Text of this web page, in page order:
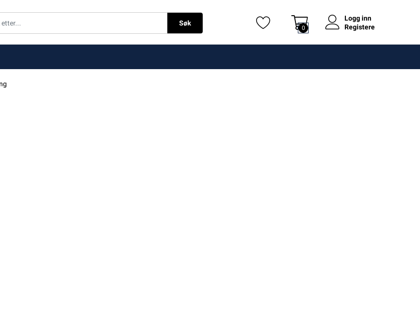
Søk
0
Logg inn
Registere